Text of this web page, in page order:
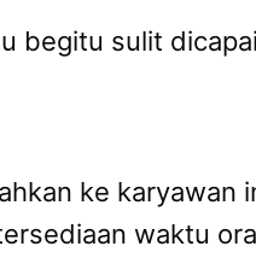
begitu sulit
ke
waktu